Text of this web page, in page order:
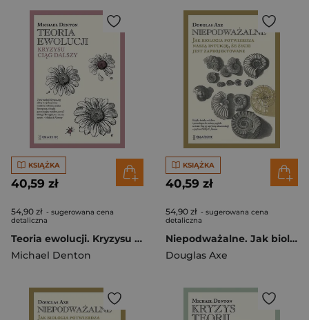
KSIĄŻKA
40,59 zł
54,90 zł - sugerowana cena
detaliczna
Teoria ewolucji. Kryzysu ciąg dalszy
Michael Denton
KSIĄŻKA
40,59 zł
54,90 zł - sugerowana cena
detaliczna
Niepodważalne. Jak biologia potwierdza naszą intuicję, że życie jest zaprojektowane
Douglas Axe